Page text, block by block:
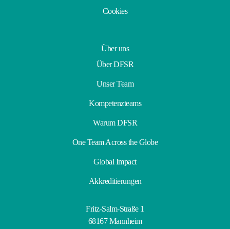
Cookies
Über uns
Über DFSR
Unser Team
Kompetenzteams
Warum DFSR
One Team Across the Globe
Global Impact
Akkreditierungen
Fritz-Salm-Straße 1
68167 Mannheim